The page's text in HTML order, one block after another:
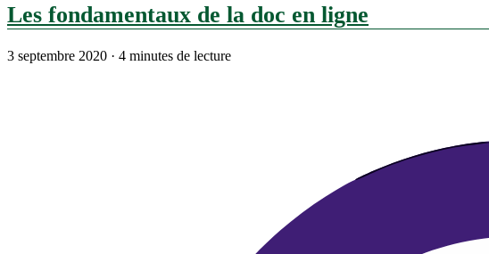
Les fondamentaux de la doc en ligne
3 septembre 2020 · 4 minutes de lecture